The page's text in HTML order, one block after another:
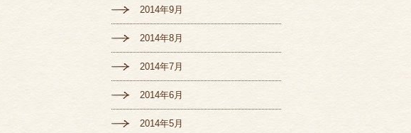
2014年9月
2014年8月
2014年7月
2014年6月
2014年5月